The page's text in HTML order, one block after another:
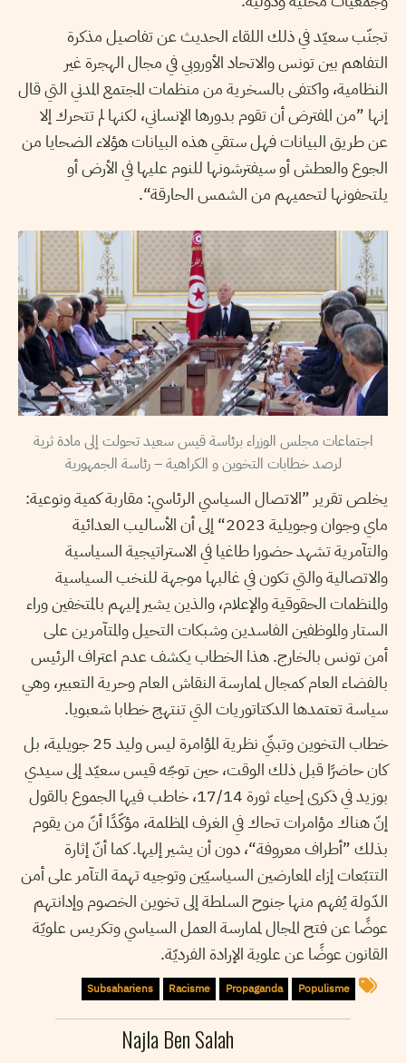
تجنّب سعيّد في ذلك اللقاء الحديث عن تفاصيل مذكرة
التفاهم بين تونس والاتحاد الأوروبي في مجال الهجرة غير
النظامية، واكتفى بالسخرية من منظمات المجتمع المدني التي قال
إنها ”من المفترض أن تقوم بدورها الإنساني، لكنها لم تتحرك إلا
عن طريق البيانات فهل ستقي هذه البيانات هؤلاء الضحايا من
الجوع والعطش أو سيفترشونها للنوم عليها في الأرض أو
يلتحفونها لتحميهم من الشمس الحارقة“.
اجتماعات مجلس الوزراء برئاسة قيس سعيد تحولت إلى مادة ثرية
لرصد خطابات التخوين و الكراهية – رئاسة الجمهورية
يخلص تقرير ”الاتصال السياسي الرئاسي: مقاربة كمية ونوعية:
ماي وجوان وجويلية 2023“ إلى أن الأساليب العدائية
والتآمرية تشهد حضورا طاغيا في الاستراتيجية السياسية
والاتصالية والتي تكون في غالبها موجهة للنخب السياسية
والمنظمات الحقوقية والإعلام، والذين يشير إليهم بالمتخفين وراء
الستار والموظفين الفاسدين وشبكات التحيل والمتآمرين على
أمن تونس بالخارج. هذا الخطاب يكشف عدم اعتراف الرئيس
بالفضاء العام كمجال لممارسة النقاش العام وحرية التعبير، وهي
سياسة تعتمدها الدكتاتوريات التي تنتهج خطابا شعبويا.
خطاب التخوين وتبنّي نظرية المؤامرة ليس وليد 25 جويلية، بل
كان حاضرًا قبل ذلك الوقت، حين توجّه قيس سعيّد إلى سيدي
بوزيد في ذكرى إحياء ثورة 17/14، خاطب فيها الجموع بالقول
إنّ هناك مؤامرات تحاك في الغرف المظلمة، مؤكّدًا أنّ من يقوم
بذلك ”أطراف معروفة“، دون أن يشير إليها. كما أنّ إثارة
التتبّعات إزاء المعارضين السياسيّين وتوجيه تهمة التآمر على أمن
الدّولة يُفهم منها جنوح السلطة إلى تخوين الخصوم وإدانتهم
عوضًا عن فتح المجال لممارسة العمل السياسي وتكريس علويّة
القانون عوضًا عن علوية الإرادة الفرديّة.
Populisme
Propaganda
Racisme
Subsahariens
Najla Ben Salah